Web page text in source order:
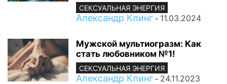
СЕКСУАЛЬНАЯ ЭНЕРГИЯ
Александр Клинг - 11.03.2024
Мужской мультиогразм: Как
стать любовником №1!
СЕКСУАЛЬНАЯ ЭНЕРГИЯ
Александр Клинг - 24.11.2023